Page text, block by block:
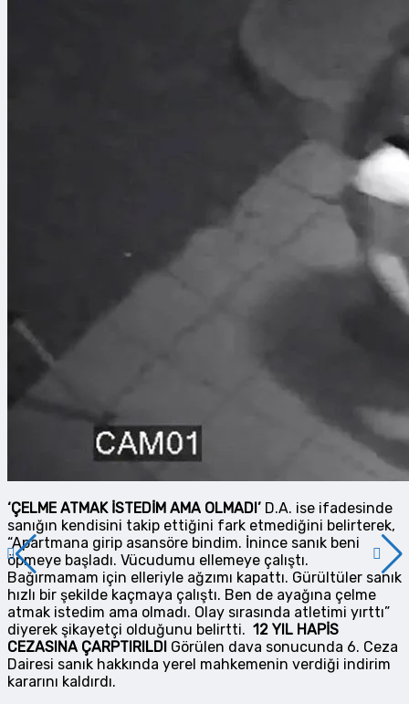
‘ÇELME ATMAK İSTEDİM AMA OLMADI’ D.A. ise ifadesinde
sanığın kendisini takip ettiğini fark etmediğini belirterek,
“Apartmana girip asansöre bindim. İnince sanık beni
öpmeye başladı. Vücudumu ellemeye çalıştı.
Bağırmamam için elleriyle ağzımı kapattı. Gürültüler sanık
hızlı bir şekilde kaçmaya çalıştı. Ben de ayağına çelme
atmak istedim ama olmadı. Olay sırasında atletimi yırttı”
diyerek şikayetçi olduğunu belirtti. 12 YIL HAPİS
CEZASINA ÇARPTIRILDI Görülen dava sonucunda 6. Ceza
Dairesi sanık hakkında yerel mahkemenin verdiği indirim
kararını kaldırdı.